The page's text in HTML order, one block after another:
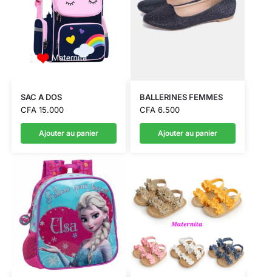
SAC A DOS
CFA15.000
Ajouter au panier
BALLERINES FEMMES
CFA6.500
Ajouter au panier